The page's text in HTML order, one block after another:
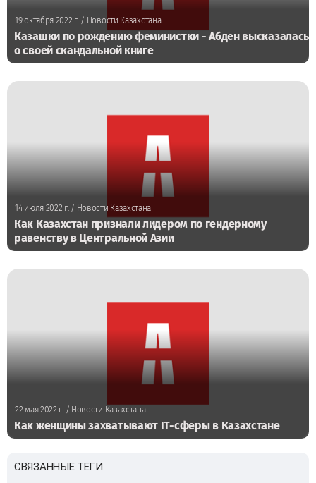
19 октября 2022 г./ Новости Казахстана
Казашки по рождению феминистки - Абден высказалась
о своей скандальной книге
14 июля 2022 г./ Новости Казахстана
Как Казахстан признали лидером по гендерному
равенству в Центральной Азии
22 мая 2022 г./ Новости Казахстана
Как женщины захватывают IT-сферы в Казахстане
СВЯЗАННЫЕ ТЕГИ